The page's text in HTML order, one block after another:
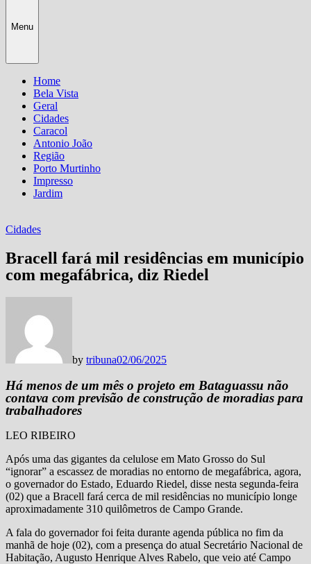
Menu
Home
Bela Vista
Geral
Cidades
Caracol
Antonio João
Região
Porto Murtinho
Impresso
Jardim
Cidades
Bracell fará mil residências em município
com megafábrica, diz Riedel
by tribuna02/06/2025
Há menos de um mês o projeto em Bataguassu não
contava com previsão de construção de moradias para
trabalhadores
LEO RIBEIRO
Após uma das gigantes da celulose em Mato Grosso do Sul
“ignorar” a escassez de moradias no entorno de megafábrica, agora,
o governador do Estado, Eduardo Riedel, disse nesta segunda-feira
(02) que a Bracell fará cerca de mil residências no município longe
aproximadamente 310 quilômetros de Campo Grande.
A fala do governador foi feita durante agenda pública no fim da
manhã de hoje (02), com a presença do atual Secretário Nacional de
Habitação, Augusto Henrique Alves Rabelo, que veio até Campo